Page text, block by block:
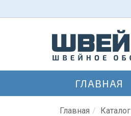
ГЛАВНАЯ
Главная Каталог